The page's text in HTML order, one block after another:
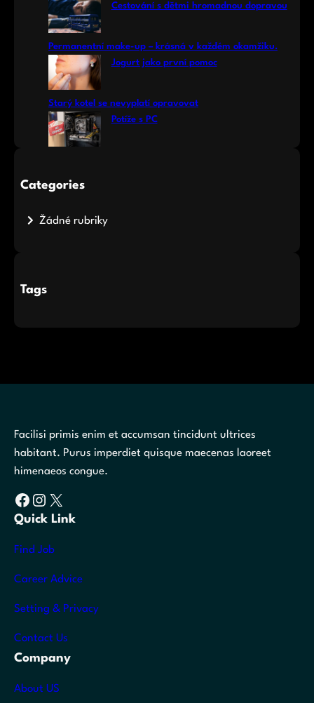
Cestování s dětmi hromadnou dopravou
Permanentní make-up – krásná v každém okamžiku.
Jogurt jako první pomoc
Starý kotel se nevyplatí opravovat
Potíže s PC
Categories
Žádné rubriky
Tags
Facilisi primis enim et accumsan tincidunt ultrices
habitant. Purus imperdiet quisque maecenas laoreet
himenaeos congue.
Facebook Instagram X
Quick Link
Find Job
Career Advice
Setting & Privacy
Contact Us
Company
About US